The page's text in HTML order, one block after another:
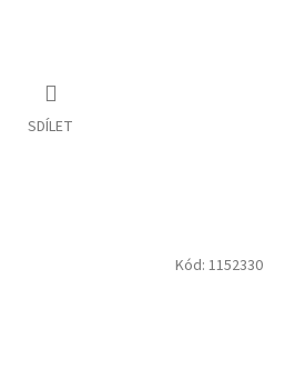
SDÍLET
Kód: 1152330